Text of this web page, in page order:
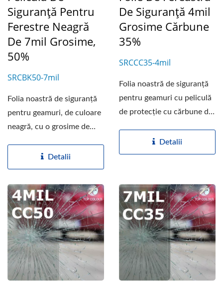
Siguranță Pentru
Ferestre Neagră
De 7mil Grosime,
50%
SRCBK50-7mil
Folia noastră de siguranță
pentru geamuri, de culoare
neagră, cu o grosime de
Detalii
De Siguranță 4mil
Grosime Cărbune
35%
SRCCC35-4mil
Folia noastră de siguranță
pentru geamuri cu peliculă
de protecție cu cărbune de
Detalii